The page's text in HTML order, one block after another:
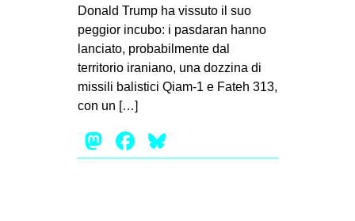
AMBIENTE
ANTIFASCISMO
DIRITTO ALL’ABITARE
GENERI
PRECARIATO
Donald Trump ha vissuto il suo
peggior incubo: i pasdaran hanno
lanciato, probabilmente dal
territorio iraniano, una dozzina di
missili balistici Qiam-1 e Fateh 313,
con un […]
Mastodon
Facebook